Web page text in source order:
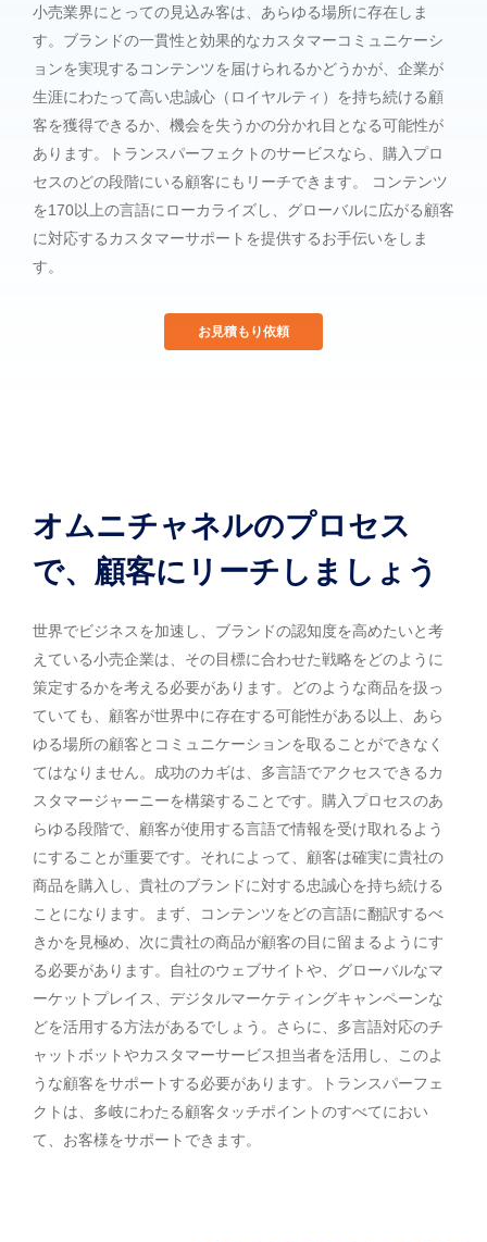
小売業界にとっての見込み客は、あらゆる場所に存在しま
す。ブランドの一貫性と効果的なカスタマーコミュニケーシ
ョンを実現するコンテンツを届けられるかどうかが、企業が
生涯にわたって高い忠誠心（ロイヤルティ）を持ち続ける顧
客を獲得できるか、機会を失うかの分かれ目となる可能性が
あります。トランスパーフェクトのサービスなら、購入プロ
セスのどの段階にいる顧客にもリーチできます。 コンテンツ
を170以上の言語にローカライズし、グローバルに広がる顧客
に対応するカスタマーサポートを提供するお手伝いをしま
す。
お見積もり依頼
オムニチャネルのプロセス
で、顧客にリーチしましょう
世界でビジネスを加速し、ブランドの認知度を高めたいと考
えている小売企業は、その目標に合わせた戦略をどのように
策定するかを考える必要があります。どのような商品を扱っ
ていても、顧客が世界中に存在する可能性がある以上、あら
ゆる場所の顧客とコミュニケーションを取ることができなく
てはなりません。成功のカギは、多言語でアクセスできるカ
スタマージャーニーを構築することです。購入プロセスのあ
らゆる段階で、顧客が使用する言語で情報を受け取れるよう
にすることが重要です。それによって、顧客は確実に貴社の
商品を購入し、貴社のブランドに対する忠誠心を持ち続ける
ことになります。まず、コンテンツをどの言語に翻訳するべ
きかを見極め、次に貴社の商品が顧客の目に留まるようにす
る必要があります。自社のウェブサイトや、グローバルなマ
ーケットプレイス、デジタルマーケティングキャンペーンな
どを活用する方法があるでしょう。さらに、多言語対応のチ
ャットボットやカスタマーサービス担当者を活用し、このよ
うな顧客をサポートする必要があります。トランスパーフェ
クトは、多岐にわたる顧客タッチポイントのすべてにおい
て、お客様をサポートできます。